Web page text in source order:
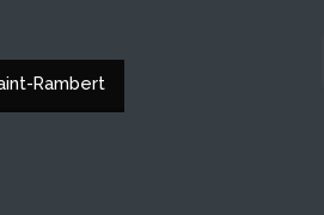
Rambert